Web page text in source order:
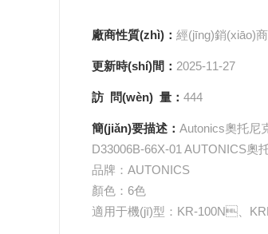
廠商性質(zhì)： 經(jīng)銷(xiāo)商
更新時(shí)間： 2025-11-27
訪 問(wèn) 量： 444
簡(jiǎn)要描述： Autonics奧托尼
D33006B-66X-01 AUTONICS奧
品牌：AUTONICS
顏色：6色
適用于機(jī)型：KR-100N、